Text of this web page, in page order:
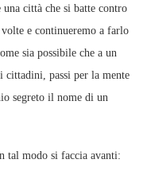
città che si batte contro
e continueremo a farlo
sia possibile che a un
cittadini, passi per la mente
segreto il nome di un
tal modo si faccia avanti: